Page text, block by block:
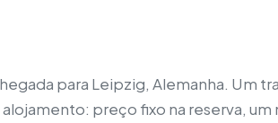
para Leipzig, Alemanha. Um
preço fixo na reserva,